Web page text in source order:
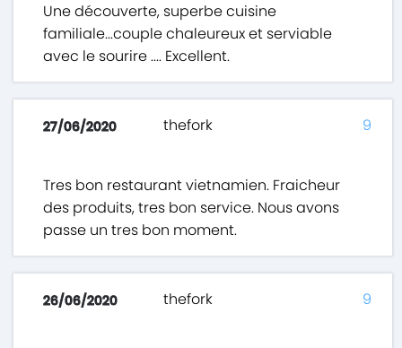
Une découverte, superbe cuisine
familiale...couple chaleureux et serviable
avec le sourire .... Excellent.
27/06/2020 thefork
Tres bon restaurant vietnamien. Fraicheur
des produits, tres bon service. Nous avons
passe un tres bon moment.
9
26/06/2020 thefork 9